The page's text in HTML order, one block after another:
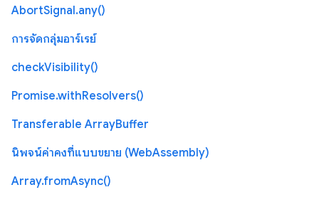
AbortSignal.any()
การจัดกลุ่มอาร์เรย์
checkVisibility()
Promise.withResolvers()
Transferable ArrayBuffer
นิพจน์ค่าคงที่แบบขยาย (WebAssembly)
Array.fromAsync()